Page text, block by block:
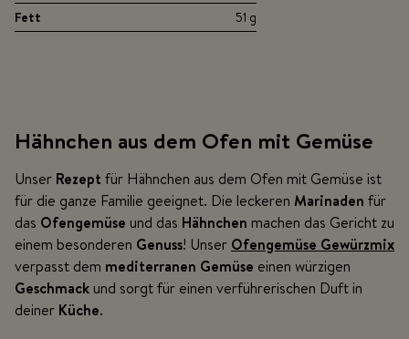
Fett
51 g
Hähnchen aus dem Ofen mit Gemüse
Unser Rezeptfür Hähnchen aus dem Ofen mit Gemüse ist
für die ganze Familie geeignet. Die leckeren Marinaden für
das Ofengemüse und das Hähnchen machen das Gericht zu
einem besonderen Genuss! Unser Ofengemüse Gewürzmix
verpasst dem mediterranen Gemüse einen würzigen
Geschmack und sorgt für einen verführerischen Duft in
deiner Küche.